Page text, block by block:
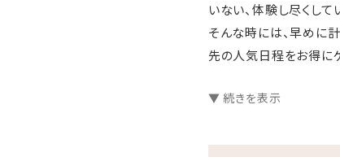
いない、体験し尽くし
そんな時には、早めに
先の人気日程をお得に
□プランのご案内
●ラウンジ「感謝」滞在
▼ 続きを表示